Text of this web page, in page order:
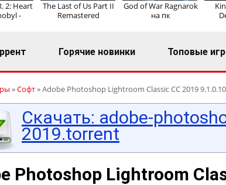
2: Heart
-
The Last of Us Part II
Remastered
God of War Ragnarok
на пк
Горячие новинки Топовые
»Софт» Adobe Photoshop Lightroom Classic CC 2019 9.1.0.10
Скачать: adobe-
2019.torrent
Photoshop Lightroom